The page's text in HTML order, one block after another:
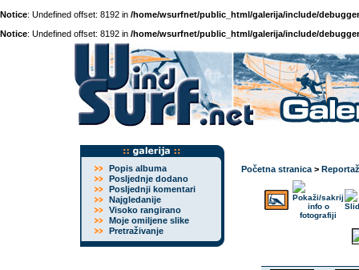
Notice: Undefined offset: 8192 in /home/wsurfnet/public_html/galerija/include/
Notice: Undefined offset: 8192 in /home/wsurfnet/public_html/galerija/include/
Popis albuma
Posljednje dodano
Posljednji komentari
Najgledanije
Visoko rangirano
Moje omiljene slike
Pretraživanje
Početna stranica >